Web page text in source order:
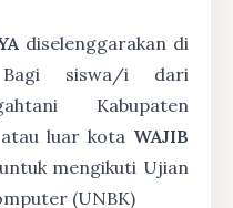
diselenggarakan di
siswa/i dari
Kabupaten
luar kota WAJIB
mengikuti Ujian
(UNBK)